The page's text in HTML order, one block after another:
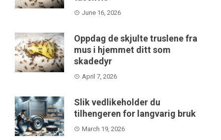
June 16, 2026
Oppdag de skjulte truslene fra
mus i hjemmet ditt som
skadedyr
April 7, 2026
Slik vedlikeholder du
tilhengeren for langvarig bruk
March 19, 2026